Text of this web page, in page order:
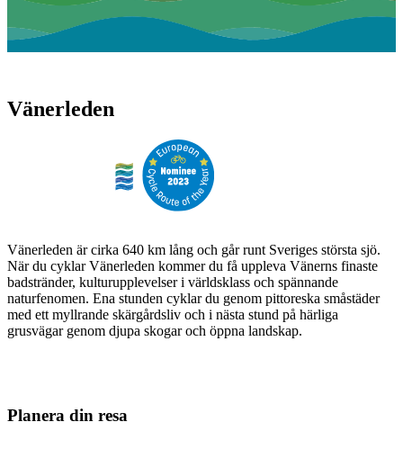
Vänerleden
Vänerleden är cirka 640 km lång och går runt Sveriges största sjö.
När du cyklar Vänerleden kommer du få uppleva Vänerns finaste
badstränder, kulturupplevelser i världsklass och spännande
naturfenomen. Ena stunden cyklar du genom pittoreska småstäder
med ett myllrande skärgårdsliv och i nästa stund på härliga
grusvägar genom djupa skogar och öppna landskap.
Planera din resa